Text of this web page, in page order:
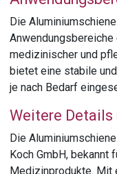
Die
medizinischer und
bietet eine stabile
je nach Bedarf
Weitere Details
Die
Koch GmbH, bekannt
Medizinprodukte. Mit